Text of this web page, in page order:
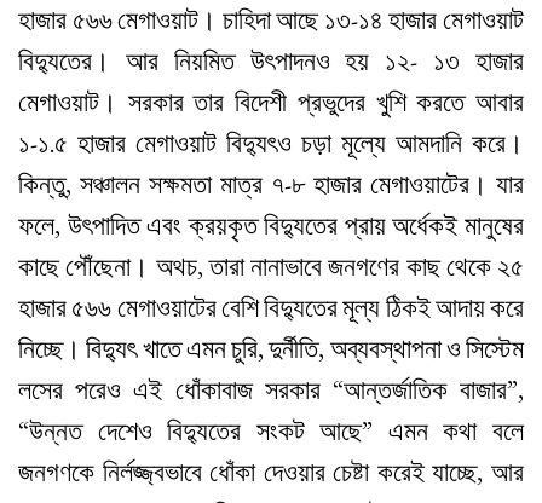
হাজার ৫৬৬ মেগাওয়াট। চাহিদা আছে ১৩-১৪ হাজার মেগাওয়াট
বিদ্যুতের। আর নিয়মিত উৎপাদনও হয় ১২- ১৩ হাজার
মেগাওয়াট। সরকার তার বিদেশী প্রভুদের খুশি করতে আবার
১-১.৫ হাজার মেগাওয়াট বিদ্যুৎও চড়া মূল্যে আমদানি করে।
কিন্তু, সঞ্চালন সক্ষমতা মাত্র ৭-৮ হাজার মেগাওয়াটের। যার
ফলে, উৎপাদিত এবং ক্রয়কৃত বিদ্যুতের প্রায় অর্ধেকই মানুষের
কাছে পৌঁছেনা। অথচ, তারা নানাভাবে জনগণের কাছ থেকে ২৫
হাজার ৫৬৬ মেগাওয়াটের বেশি বিদ্যুতের মূল্য ঠিকই আদায় করে
নিচ্ছে। বিদ্যুৎ খাতে এমন চুরি, দুর্নীতি, অব্যবস্থাপনা ও সিস্টেম
লসের পরেও এই ধোঁকাবাজ সরকার “আন্তর্জাতিক বাজার”,
“উন্নত দেশেও বিদ্যুতের সংকট আছে” এমন কথা বলে
জনগণকে নির্লজ্জ্বভাবে ধোঁকা দেওয়ার চেষ্টা করেই যাচ্ছে, আর